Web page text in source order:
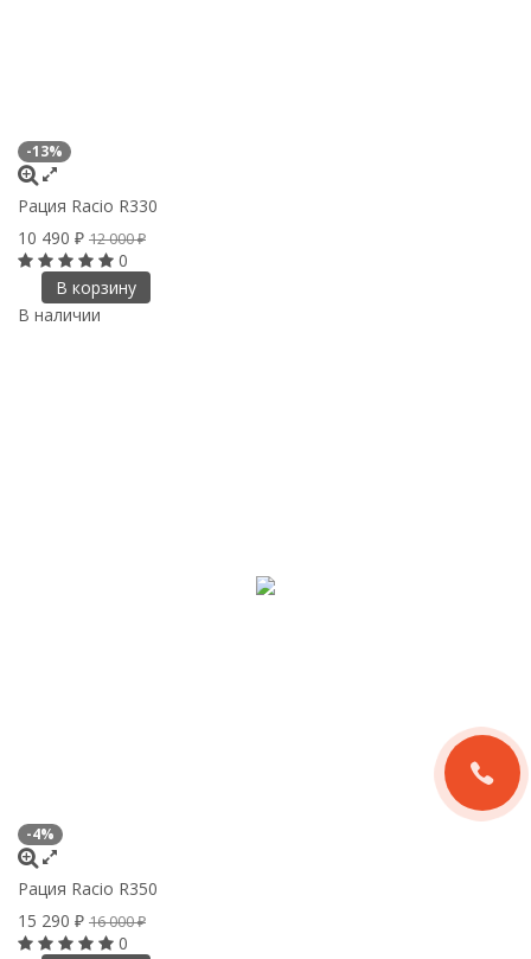
-13%
Рация Racio R330
10 490 ₽ 12 000₽
0
В корзину
В наличии
-4%
Рация Racio R350
15 290 ₽ 16 000₽
0